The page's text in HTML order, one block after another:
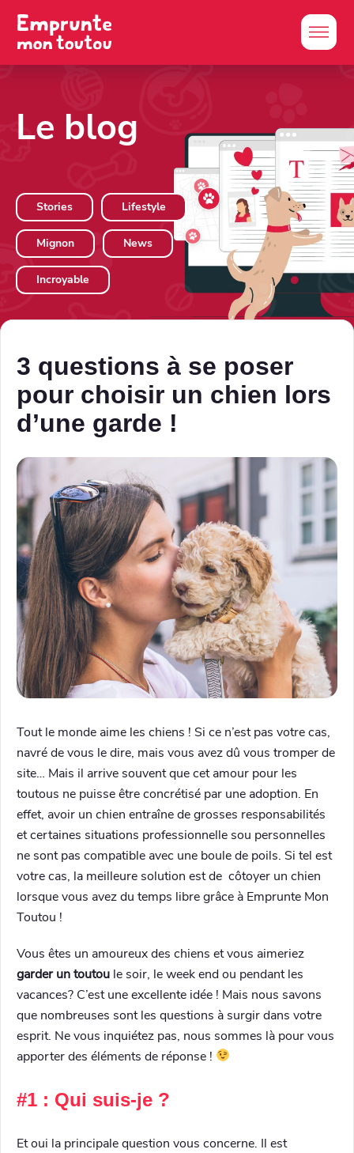
Le blog
Stories Lifestyle
Mignon News
Incroyable
3 questions à se poser
pour choisir un chien lors
d’une garde !
Tout le monde aime les chiens ! Si ce n’est pas votre cas,
navré de vous le dire, mais vous avez dû vous tromper de
site… Mais il arrive souvent que cet amour pour les
toutous ne puisse être concrétisé par une adoption. En
effet, avoir un chien entraîne de grosses responsabilités
et certaines situations professionnelle sou personnelles
ne sont pas compatible avec une boule de poils. Si tel est
votre cas, la meilleure solution est de côtoyer un chien
lorsque vous avez du temps libre grâce à Emprunte Mon
Toutou !
Vous êtes un amoureux des chiens et vous aimeriez
garder un toutou le soir, le week end ou pendant les
vacances? C’est une excellente idée ! Mais nous savons
que nombreuses sont les questions à surgir dans votre
esprit. Ne vous inquiétez pas, nous sommes là pour vous
apporter des éléments de réponse !
#1 : Qui suis-je ?
Et oui la principale question vous concerne. Il est